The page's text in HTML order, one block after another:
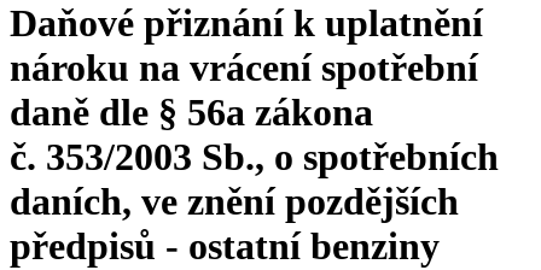
Daňové přiznání k uplatnění
nároku na vrácení spotřební
daně dle § 56a zákona
č. 353/2003 Sb., o spotřebních
daních, ve znění pozdějších
předpisů - ostatní benziny